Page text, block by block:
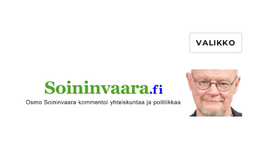
VALIKKO